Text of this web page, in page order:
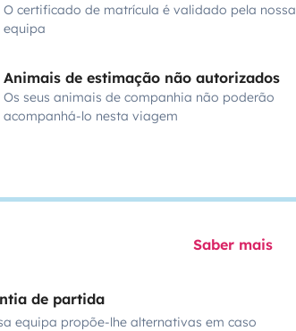
O certificado de matrícula é validado pela nossa
equipa
Animais de estimação não autorizados
Os seus animais de companhia não poderão
acompanhá-lo nesta viagem
Saber mais
de partida
equipa propõe-lhe alternativas em caso